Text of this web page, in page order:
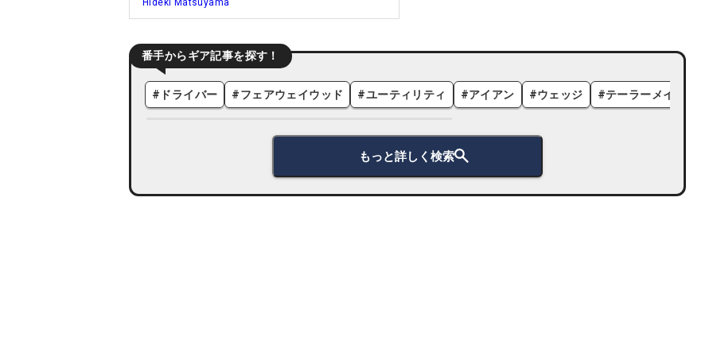
番手からギア記事を探す！
# ドライバー #フェアウェイウッド #ユーティリティ #アイアン #ウェッジ #テーラーメイド
もっと詳しく検索